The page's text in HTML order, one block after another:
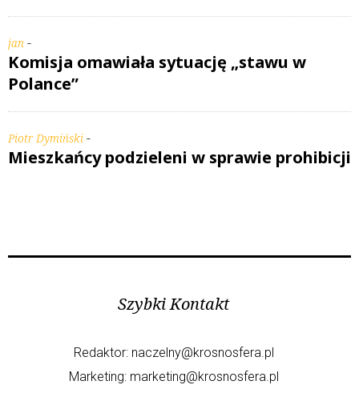
jan -
Komisja omawiała sytuację „stawu w
Polance”
Piotr Dymiński -
Mieszkańcy podzieleni w sprawie prohibicji
Szybki Kontakt
Redaktor: naczelny@krosnosfera.pl
Marketing: marketing@krosnosfera.pl